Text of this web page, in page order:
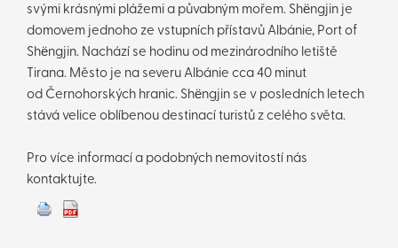
svými krásnými plážemi a půvabným mořem. Shëngjin je
domovem jednoho ze vstupních přístavů Albánie, Port of
Shëngjin. Nachází se hodinu od mezinárodního letiště
Tirana. Město je na severu Albánie cca 40 minut
od Černohorských hranic. Shëngjin se v posledních letech
stává velice oblíbenou destinací turistů z celého světa.
Pro více informací a podobných nemovitostí nás
kontaktujte.